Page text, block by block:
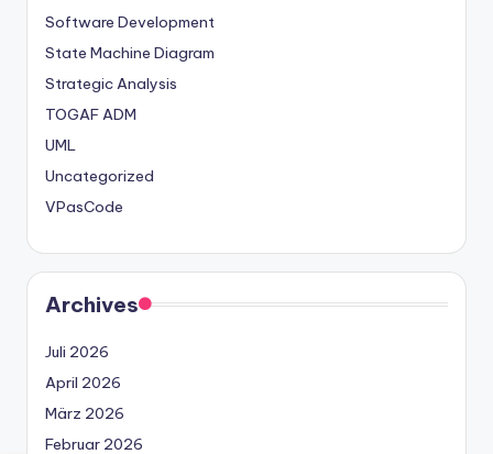
Software Development
State Machine Diagram
Strategic Analysis
TOGAF ADM
UML
Uncategorized
VPasCode
Archives
Juli 2026
April 2026
März 2026
Februar 2026